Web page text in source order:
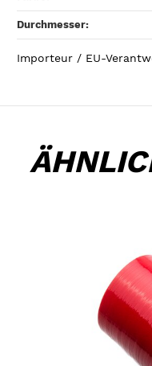
Durchmesser‍:
Importeur / EU-